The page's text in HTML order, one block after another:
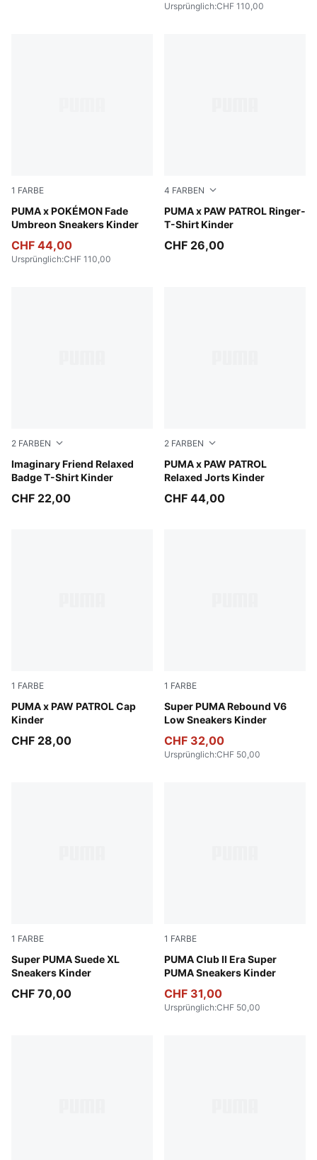
Ursprünglich:CHF 110,00
1 FARBE
PUMA x POKÉMON Fade
Umbreon Sneakers Kinder
PUMA Black-Energizing Yellow
CHF 44,00
Ursprünglich:CHF 110,00
4 FARBEN
PUMA x PAW PATROL Ringer-
T-Shirt Kinder
Blue Jewel
CHF 26,00
2 FARBEN
Imaginary Friend Relaxed
Badge T-Shirt Kinder
Alpine Snow
CHF 22,00
2 FARBEN
PUMA x PAW PATROL
Relaxed Jorts Kinder
Vibrant Green
CHF 44,00
1 FARBE
PUMA x PAW PATROL Cap
Kinder
Vibrant Green
CHF 28,00
1 FARBE
Super PUMA Rebound V6
Low Sneakers Kinder
PUMA Black-PUMA White-
CHF 32,00
Ursprünglich:CHF 50,00
1 FARBE
Super PUMA Suede XL
Sneakers Kinder
New Navy-For All Time Red
CHF 70,00
1 FARBE
PUMA Club II Era Super
PUMA Sneakers Kinder
Emerald Ice-PUMA White
CHF 31,00
Ursprünglich:CHF 50,00